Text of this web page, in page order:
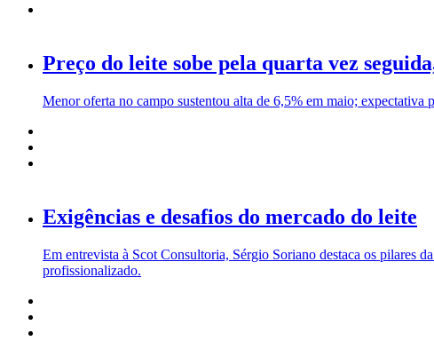
Preço do leite sobe pela quarta vez
Menor oferta no campo sustentou alta de 6,5% em maio; expectativa
Exigências e desafios do mercado do leite
Em entrevista à Scot Consultoria, Sérgio Soriano destaca os pilares
profissionalizado.